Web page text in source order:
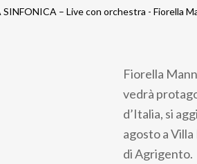
SINFONICA – Live con orchestra - Fiorella
Fiorella
vedrà
d’Italia, si
agosto a
di Agrigento.